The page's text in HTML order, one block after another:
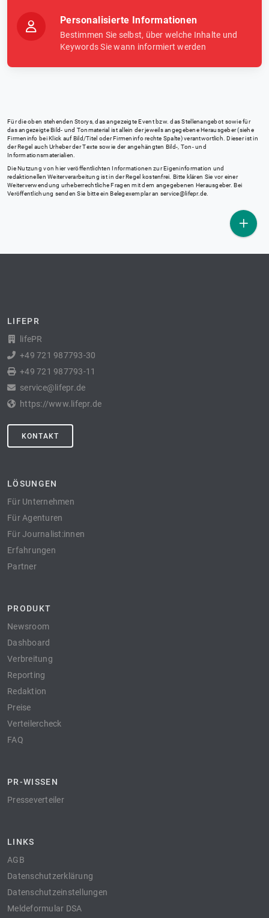
Personalisierte Informationen
Bestimmen Sie selbst, über welche Inhalte und
Keywords Sie wann informiert werden
Für die oben stehenden Storys, das angezeigte Event bzw. das Stellenangebot sowie für
das angezeigte Bild- und Tonmaterial ist allein der jeweils angegebene Herausgeber (siehe
Firmeninfo bei Klick auf Bild/Titel oder Firmeninfo rechte Spalte) verantwortlich. Dieser ist in
der Regel auch Urheber der Texte sowie der angehängten Bild-, Ton- und
Informationsmaterialien.
Die Nutzung von hier veröffentlichten Informationen zur Eigeninformation und
redaktionellen Weiterverarbeitung ist in der Regel kostenfrei. Bitte klären Sie vor einer
Weiterverwendung urheberrechtliche Fragen mit dem angegebenen Herausgeber. Bei
Veröffentlichung senden Sie bitte ein Belegexemplar an service@lifepr.de
LIFEPR
lifePR
+49 721 987793-30
+49 721 987793-11
service@lifepr.de
https://www.lifepr.de
KONTAKT
LÖSUNGEN
Für Unternehmen
Für Agenturen
Für Journalist:innen
Erfahrungen
Partner
PRODUKT
Newsroom
Dashboard
Verbreitung
Reporting
Redaktion
Preise
Verteilercheck
FAQ
PR-WISSEN
Presseverteiler
LINKS
AGB
Datenschutzerklärung
Datenschutzeinstellungen
Meldeformular DSA